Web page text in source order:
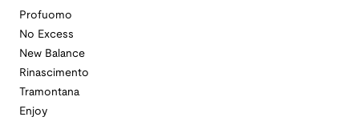
Profuomo
No Excess
New Balance
Rinascimento
Tramontana
Enjoy